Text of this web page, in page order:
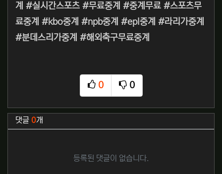
계 #실시간스포츠 #무료중계 #중계무료 #스포츠무
료중계 #kbo중계 #npb중계 #epl중계 #라리가중계
#분데스리가중계 #해외축구무료중계
0
추천
0
비추천
관련자료
댓글 0개
등록된 댓글이 없습니다.